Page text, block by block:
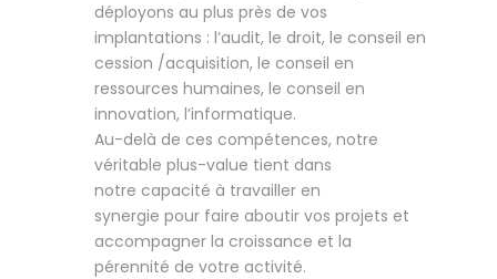
déployons au plus près de vos
implantations : l’audit, le droit, le conseil en
cession /acquisition, le conseil en
ressources humaines, le conseil en
innovation, l’informatique.
Au-delà de ces compétences, notre
véritable plus-value tient dans
notre capacité à travailler en
synergie pour faire aboutir vos projets et
accompagner la croissance et la
pérennité de votre activité.